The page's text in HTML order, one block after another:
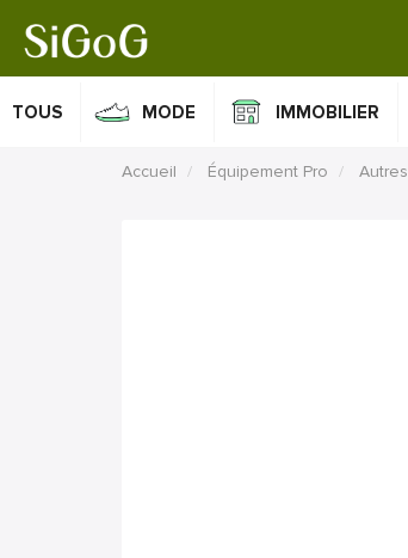
TOUS MODE IMMOBILIER
Accueil Équipement Pro Autres